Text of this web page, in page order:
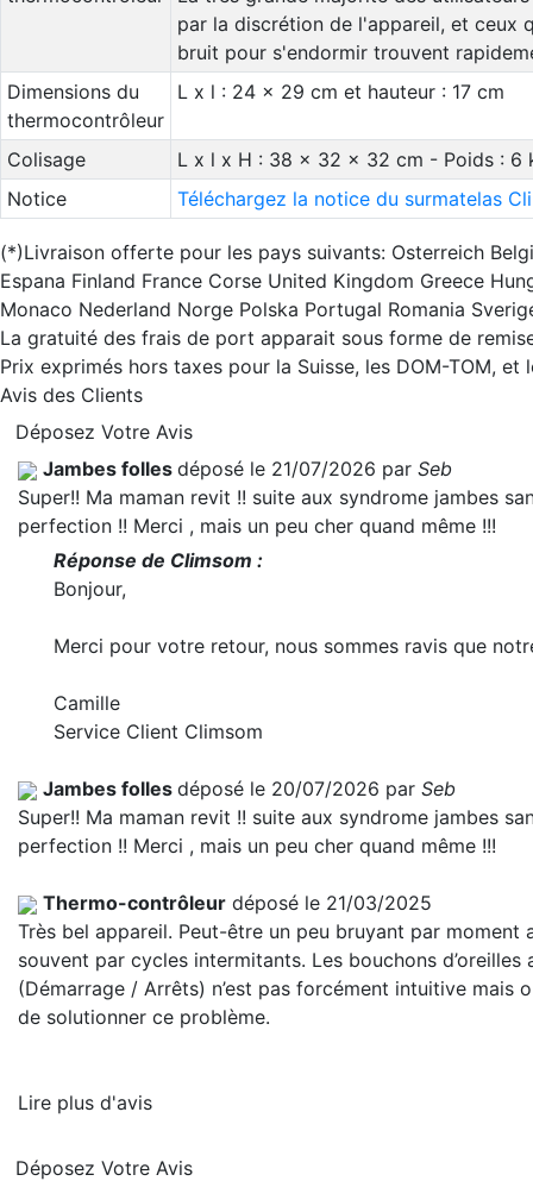
par la discrétion de l'appareil, et ceux
bruit pour s'endormir trouvent
Dimensions du
thermocontrôleur
L x l : 24 x 29 cm et hauteur : 17 cm
Colisage
L x l x H : 38 x 32 x 32 cm - Poids : 6
Notice
Téléchargez la notice du surmatelas
(*)Livraison offerte pour les pays suivants: Osterreich
Espana Finland France Corse United Kingdom Greece
Monaco Nederland Norge Polska Portugal Romania
La gratuité des frais de port apparait sous forme de
Prix exprimés hors taxes pour la Suisse, les DOM-TOM,
Avis des Clients
Déposez Votre Avis
Jambes folles déposé le 21/07/2026 par Seb
Super!! Ma maman revit !! suite aux syndrome jambes
perfection !! Merci , mais un peu cher quand même !!!
Réponse de Climsom :
Bonjour,
Merci pour votre retour, nous sommes ravis que
Camille
Service Client Climsom
Jambes folles déposé le 20/07/2026 par Seb
Super!! Ma maman revit !! suite aux syndrome jambes
perfection !! Merci , mais un peu cher quand même !!!
Thermo-contrôleur déposé le 21/03/2025
Très bel appareil. Peut-être un peu bruyant par moment
souvent par cycles intermitants. Les bouchons
(Démarrage / Arrêts) n’est pas forcément intuitive mais
de solutionner ce problème.
Lire plus d'avis
Déposez Votre Avis